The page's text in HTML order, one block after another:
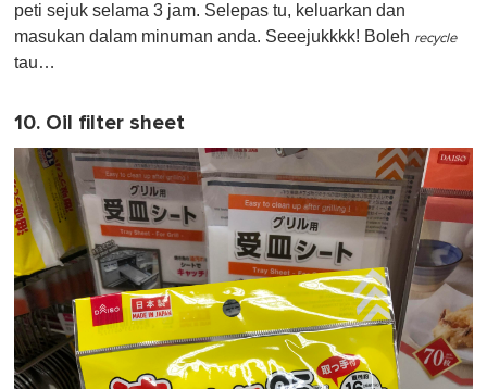
peti sejuk selama 3 jam. Selepas tu, keluarkan dan
masukan dalam minuman anda. Seeejukkkk! Boleh recycle
tau…
10. Oil filter sheet